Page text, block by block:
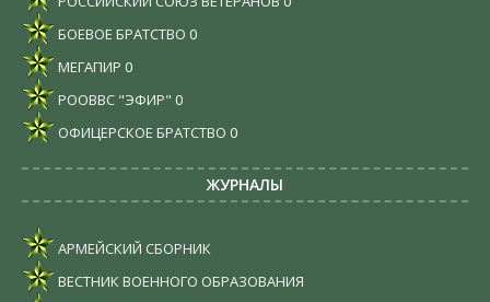
БОЕВОЕ БРАТСТВО 0
МЕГАПИР 0
РООВВС "ЭФИР" 0
ОФИЦЕРСКОЕ БРАТСТВО 0
ЖУРНАЛЫ
АРМЕЙСКИЙ СБОРНИК
ВЕСТНИК ВОЕННОГО ОБРАЗОВАНИЯ